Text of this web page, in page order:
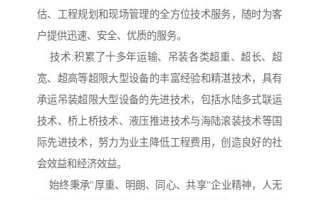
估、工程规划和现场管理的全方位技术服务，随时为客
户提供迅速、安全、优质的服务。
技术:积累了十多年运输、吊装各类超重、超长、超
宽、超高等超限大型设备的丰富经验和精湛技术，具有
承运吊装超限大型设备的先进技术，包括水陆多式联运
技术、桥上桥技术、液压推进技术与海陆滚装技术等国
际先进技术，努力为业主降低工程费用，创造良好的社
会效益和经济效益。
始终秉承"厚重、明朗、同心、共享"企业精神，人无